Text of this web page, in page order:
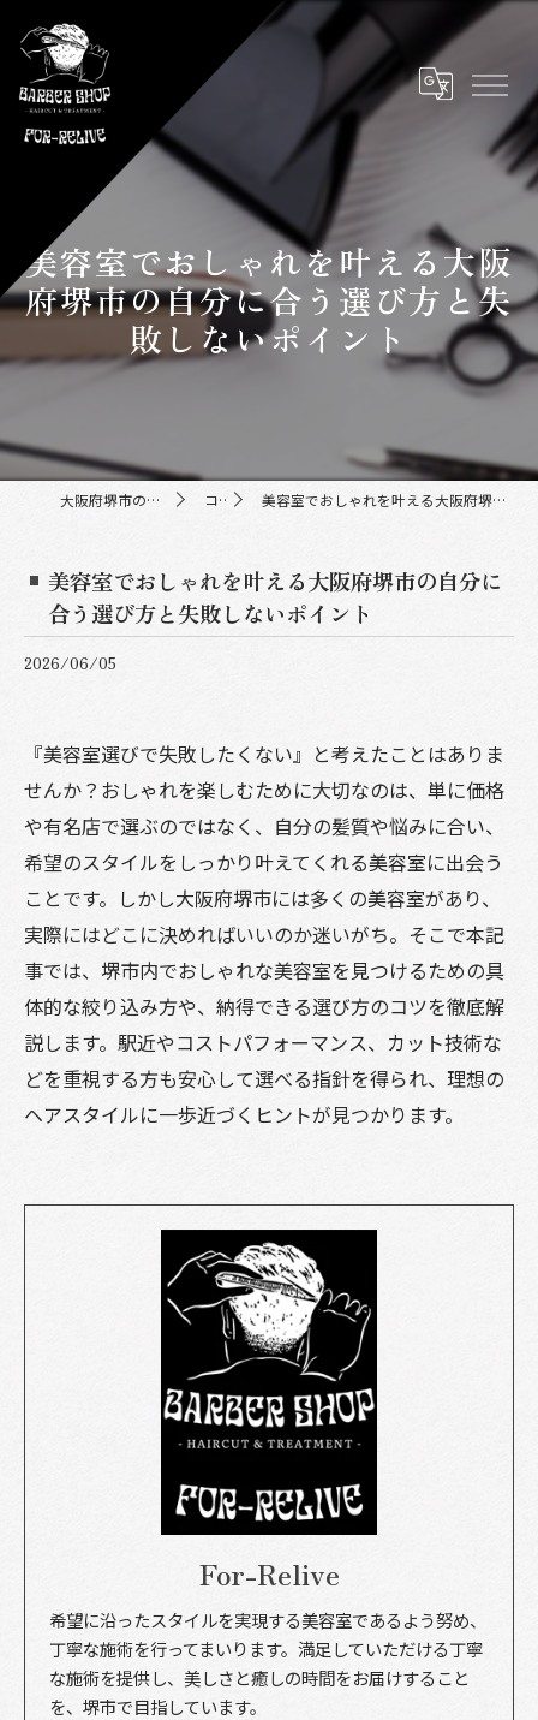
美容室でおしゃれを叶える大阪
府堺市の自分に合う選び方と失
敗しないポイント
大阪府堺市の美容室ならFor-Relive コラム 美容室でおしゃれを叶える大阪府堺市の自分に合う選び方と失敗しないポイント
美容室でおしゃれを叶える大阪府堺市の自分に
合う選び方と失敗しないポイント
2026/06/05
『美容室選びで失敗したくない』と考えたことはありま
せんか？おしゃれを楽しむために大切なのは、単に価格
や有名店で選ぶのではなく、自分の髪質や悩みに合い、
希望のスタイルをしっかり叶えてくれる美容室に出会う
ことです。しかし大阪府堺市には多くの美容室があり、
実際にはどこに決めればいいのか迷いがち。そこで本記
事では、堺市内でおしゃれな美容室を見つけるための具
体的な絞り込み方や、納得できる選び方のコツを徹底解
説します。駅近やコストパフォーマンス、カット技術な
どを重視する方も安心して選べる指針を得られ、理想の
ヘアスタイルに一歩近づくヒントが見つかります。
For-Relive
希望に沿ったスタイルを実現する美容室であるよう努め、
丁寧な施術を行ってまいります。満足していただける丁寧
な施術を提供し、美しさと癒しの時間をお届けすること
を、堺市で目指しています。